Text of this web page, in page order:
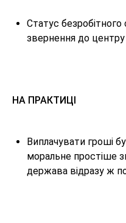
Статус
звернення до центру
НА ПРАКТИЦІ
Виплачувати гроші
моральне простіше
держава відразу ж